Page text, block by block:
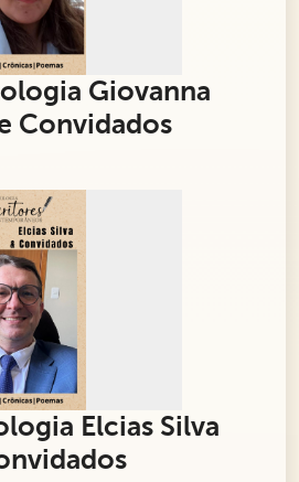
Giovanna
Convidados
Elcias Silva